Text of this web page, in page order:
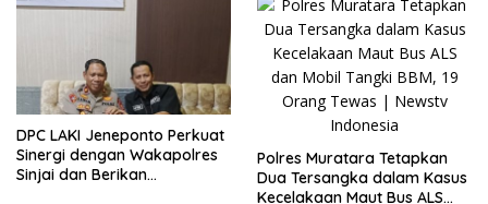
DPC LAKI Jeneponto Perkuat
Sinergi dengan Wakapolres
Sinjai dan Berikan
Polres Muratara Tetapkan
Dua Tersangka dalam Kasus
Kecelakaan Maut Bus ALS